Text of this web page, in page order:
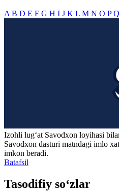
A B D E F G H I J K L M N O PQ
Izohli lugʻat Savodxon loyihasi
Savodxon dasturi matndagi imlo
imkon beradi.
Batafsil
Tasodifiy so‘zlar